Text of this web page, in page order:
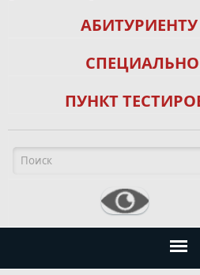
АБИТУРИЕНТУ
ПУНКТ